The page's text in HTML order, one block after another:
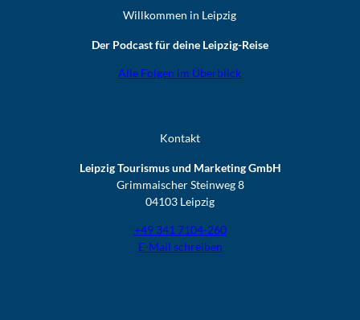
Willkommen in Leipzig
Der Podcast für deine Leipzig-Reise
Alle Folgen im Überblick
Kontakt
Leipzig Tourismus und Marketing GmbH
Grimmaischer Steinweg 8
04103 Leipzig
+49 341 7104-260
E-Mail schreiben